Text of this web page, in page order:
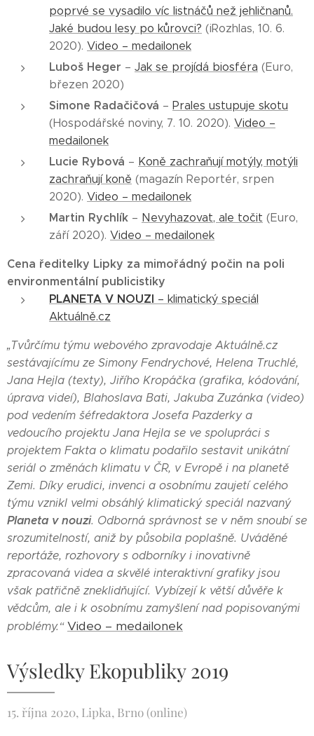
poprvé se vysadilo víc listnáčů než jehličnanů.
Jaké budou lesy po kůrovci? (iRozhlas, 10. 6.
2020). Video – medailonek
Luboš Heger – Jak se projídá biosféra (Euro,
březen 2020)
Simone Radačičová – Prales ustupuje skotu
(Hospodářské noviny, 7. 10. 2020). Video –
medailonek
Lucie Rybová – Koně zachraňují motýly, motýli
zachraňují koně (magazín Reportér, srpen
2020). Video – medailonek
Martin Rychlík – Nevyhazovat, ale točit (Euro,
září 2020). Video – medailonek
Cena ředitelky Lipky za mimořádný počin na poli
environmentální publicistiky
PLANETA V NOUZI – klimatický speciál
Aktuálně.cz
„Tvůrčímu týmu webového zpravodaje Aktuálně.cz
sestávajícímu ze Simony Fendrychové, Helena Truchlé,
Jana Hejla (texty), Jiřího Kropáčka (grafika, kódování,
úprava videí), Blahoslava Bati, Jakuba Zuzánka (video)
pod vedením šéfredaktora Josefa Pazderky a
vedoucího projektu Jana Hejla se ve spolupráci s
projektem Fakta o klimatu podařilo sestavit unikátní
seriál o změnách klimatu v ČR, v Evropě i na planetě
Zemi. Díky erudici, invenci a osobnímu zaujetí celého
týmu vznikl velmi obsáhlý klimatický speciál nazvaný
Planeta v nouzi. Odborná správnost se v něm snoubí se
srozumitelností, aniž by působila poplašně. Uváděné
reportáže, rozhovory s odborníky i inovativně
zpracovaná videa a skvělé interaktivní grafiky jsou
však patřičně zneklidňující. Vybízejí k větší důvěře k
vědcům, ale i k osobnímu zamyšlení nad popisovanými
problémy.“ Video – medailonek
Výsledky Ekopubliky 2019
15. října 2020, Lipka, Brno (online)